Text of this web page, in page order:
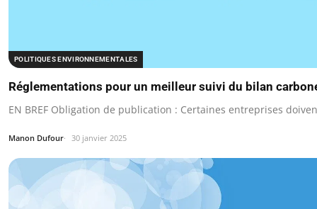
POLITIQUES ENVIRONNEMENTALES
Réglementations pour un meilleur suivi du bilan
EN BREF Obligation de publication : Certaines entreprises
Manon Dufour 30 janvier 2025